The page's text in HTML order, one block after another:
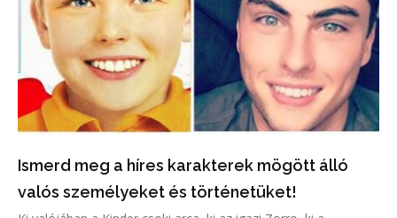
Ismerd meg a híres karakterek mögött álló
valós személyeket és történetüket!